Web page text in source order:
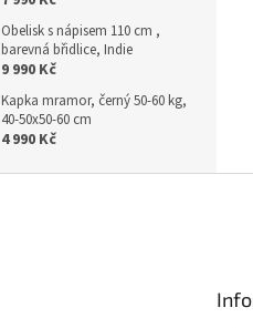
Obelisk s nápisem 110 cm ,
barevná břidlice, Indie
9 990 Kč
Kapka mramor, černý 50-60 kg,
40-50x50-60 cm
4 990 Kč